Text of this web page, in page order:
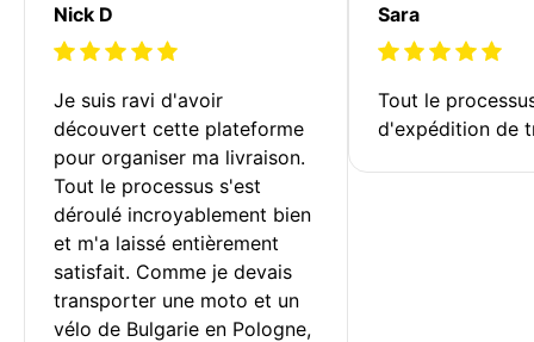
Nick D
Je suis ravi d'avoir
découvert cette plateforme
pour organiser ma livraison.
Tout le processus s'est
déroulé incroyablement bien
et m'a laissé entièrement
satisfait. Comme je devais
transporter une moto et un
vélo de Bulgarie en Pologne,
Sara
Tout le
d'expédition de